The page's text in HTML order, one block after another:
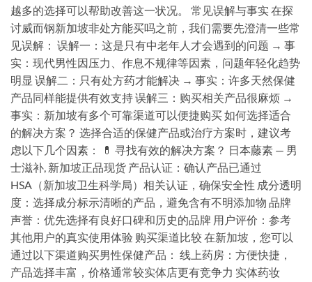
越多的选择可以帮助改善这一状况。 常见误解与事实 在探
讨威而钢新加坡非处方能买吗之前，我们需要先澄清一些常
见误解： 误解一：这是只有中老年人才会遇到的问题 → 事
实：现代男性因压力、作息不规律等因素，问题年轻化趋势
明显 误解二：只有处方药才能解决 → 事实：许多天然保健
产品同样能提供有效支持 误解三：购买相关产品很麻烦 →
事实：新加坡有多个可靠渠道可以便捷购买 如何选择适合
的解决方案？ 选择合适的保健产品或治疗方案时，建议考
虑以下几个因素： 💊 寻找有效的解决方案？ 日本藤素 — 男
士滋补, 新加坡正品现货 产品认证：确认产品已通过
HSA（新加坡卫生科学局）相关认证，确保安全性 成分透明
度：选择成分标示清晰的产品，避免含有不明添加物 品牌
声誉：优先选择有良好口碑和历史的品牌 用户评价：参考
其他用户的真实使用体验 购买渠道比较 在新加坡，您可以
通过以下渠道购买男性保健产品： 线上药房：方便快捷，
产品选择丰富，价格通常较实体店更有竞争力 实体药妆